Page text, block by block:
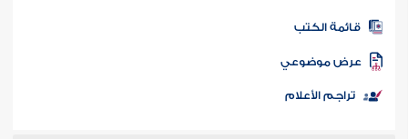
المكتبة
الكتب
موضوعي